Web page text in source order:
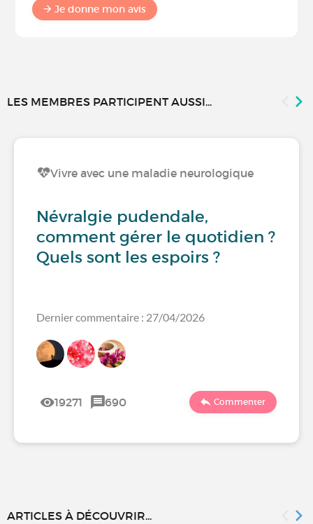
Je donne mon avis
LES MEMBRES PARTICIPENT AUSSI...
Vivre avec une maladie neurologique
Névralgie pudendale,
comment gérer le quotidien ?
Quels sont les espoirs ?
Dernier commentaire : 27/04/2026
19271 690 Commenter
ARTICLES À DÉCOUVRIR...